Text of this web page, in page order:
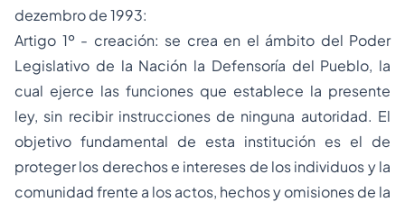
dezembro de 1993:
Artigo 1º - creación: se crea en el ámbito del Poder
Legislativo de la Nación la Defensoría del Pueblo, la
cual ejerce las funciones que establece la presente
ley, sin recibir instrucciones de ninguna autoridad. El
objetivo fundamental de esta institución es el de
proteger los derechos e intereses de los individuos y la
comunidad frente a los actos, hechos y omisiones de la